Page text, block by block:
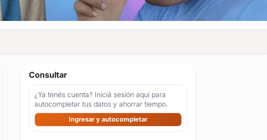
Consultar
¿Ya tenés cuenta? Iniciá sesión aquí para
autocompletar tus datos y ahorrar tiempo.
Ingresar y autocompletar